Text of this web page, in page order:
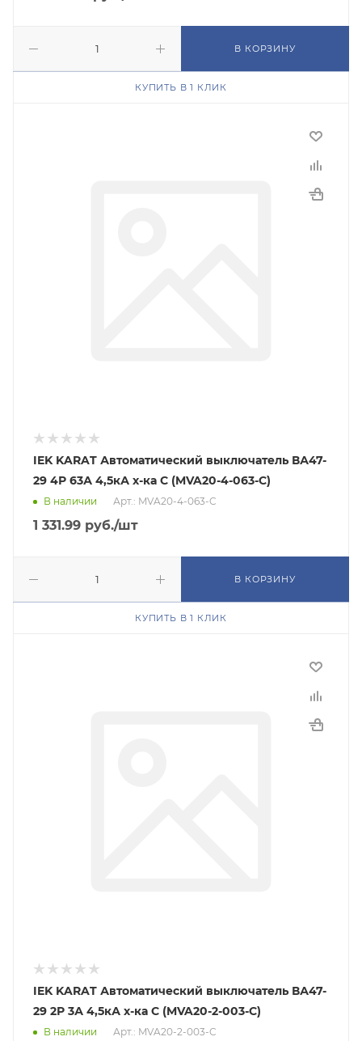
В КОРЗИНУ
КУПИТЬ В 1 КЛИК
IEK KARAT Автоматический выключатель ВА47-
29 4Р 63А 4,5кА х-ка С (MVA20-4-063-C)
В наличии Арт.: MVA20-4-063-C
1 331.99 руб./шт
В КОРЗИНУ
КУПИТЬ В 1 КЛИК
IEK KARAT Автоматический выключатель ВА47-
29 2Р 3А 4,5кА х-ка С (MVA20-2-003-C)
В наличии Арт.: MVA20-2-003-C